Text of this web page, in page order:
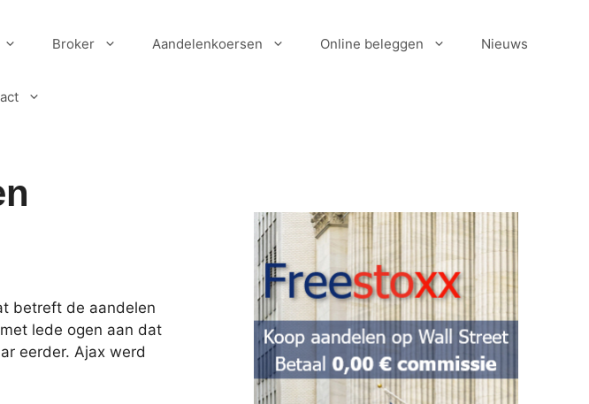
Broker Aandelenkoersen Online beleggen Nieuws
betreft de aandelen
lede ogen aan dat
eerder. Ajax werd